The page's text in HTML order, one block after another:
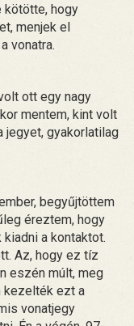
kötötte, hogy
menjek el
vonatra.
ott egy nagy
mentem, kint volt
jegyet, gyakorlatilag
begyűjtöttem
éreztem, hogy
a kontaktot.
Az, hogy ez tíz
eszén múlt, meg
kezelték ezt a
vonatjegy